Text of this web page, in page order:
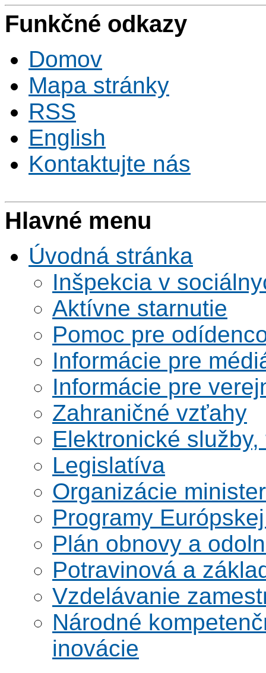
Funkčné odkazy
Domov
Mapa stránky
RSS
English
Kontaktujte nás
Hlavné menu
Úvodná stránka
Inšpekcia v
Aktívne starnutie
Pomoc pre
Informácie pre
Informácie pre
Zahraničné vzťahy
Elektronické
Legislatíva
Organizácie
Programy
Plán obnovy a
Potravinová a
Vzdelávanie
Národné
inovácie